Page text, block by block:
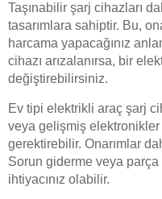
Taşınabilir şarj cihazları
tasarımlara sahiptir. Bu,
harcama yapacağınız
cihazı arızalanırsa, bir
değiştirebilirsiniz.
Ev tipi elektrikli araç şarj
veya gelişmiş
gerektirebilir. Onarımlar
Sorun giderme veya
ihtiyacınız olabilir.